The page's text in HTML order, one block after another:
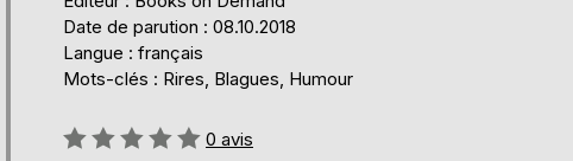
Date de parution : 08.10.2018
Langue : français
Mots-clés : Rires, Blagues, Humour
Évaluation:
0 avis